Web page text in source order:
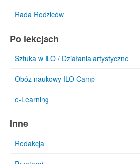
Rada Rodziców
Po lekcjach
Sztuka w ILO / Działania artystyczne
Obóz naukowy ILO Camp
e-Learning
Inne
Redakcja